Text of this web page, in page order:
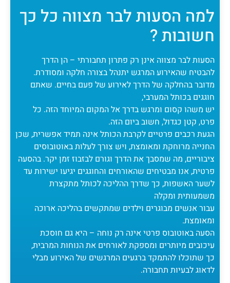
למה הסעות לבר מצווה כל כך
חשובות ?
הסעות לבר מצווה אינן רק פתרון תחבורתי – הן הדרך
להבטיח שהאירוע המרגש יתנהל בצורה חלקה ומסודרת.
מדובר בהחלקה של הדרך לאירוע של פעם בחיים. שאתם
חוגגים בכותל המערבי,
יש משהו קסום ומרגש בדרך אל המקום המיוחד הזה. כל
פרט, קטן כגדול, חשוב ביום הזה.
הגעת רכבים פרטיים לקרבת הכותל אינה תמיד אפשרית, שכן
החנייה מרוחקת ומאומצת, ויש צורך לעלות באוטובוסים
ציבוריים, מה שמסבך את הדרך וגורם לבזבוז זמן יקר. בהסעה
פרטית, אנו מבטיחים שהאורחים והחוגגים יגיעו ישירות עד
לשער האשפות, כך שדרך ההליכה לכותל מתקצרת
משמעותית ומקלה
עבור אנשים מבוגרים וילדים שמתקשים בהליכה ארוכה
ומאומצת.
הסעה באוטובוס פרטי אינה רק נוחה – היא גם חוסכת
עיכובים מיותרים ומספקת לאורחים את הנוחות המרבית,
כך שתוכלו להתמקד ברגעים המרגשים של האירוע מבלי
לדאוג לבעיות תחבורה.